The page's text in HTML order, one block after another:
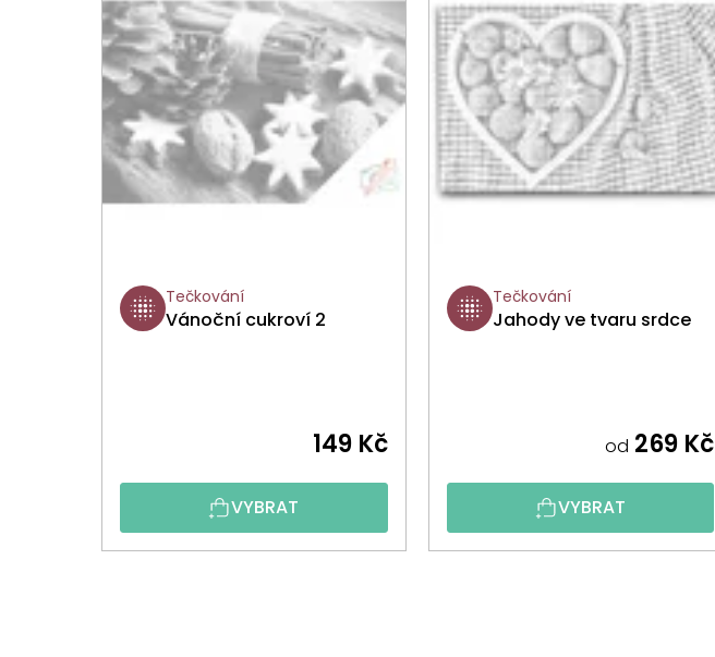
Tečkování
Vánoční cukroví 2
149 Kč
VYBRAT
Tečkování
Jahody ve tvaru srdce
od 269 Kč
VYBRAT